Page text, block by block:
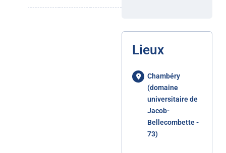
Lieux
Chambéry
(domaine
universitaire de
Jacob-
Bellecombette -
73)